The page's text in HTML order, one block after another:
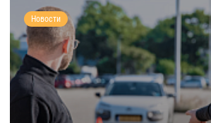
Новости